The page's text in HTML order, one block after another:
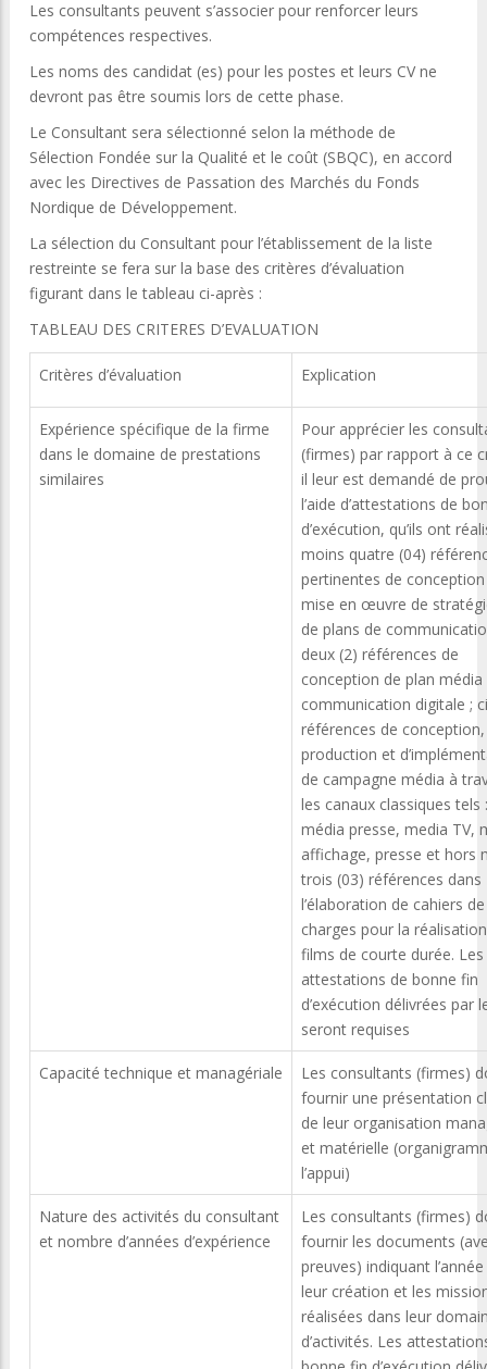
Les consultants peuvent s’associer pour renforcer leurs
compétences respectives.
Les noms des candidat (es) pour les postes et leurs CV ne
devront pas être soumis lors de cette phase.
Le Consultant sera sélectionné selon la méthode de
Sélection Fondée sur la Qualité et le coût (SBQC), en accord
avec les Directives de Passation des Marchés du Fonds
Nordique de Développement.
La sélection du Consultant pour l’établissement de la liste
restreinte se fera sur la base des critères d’évaluation
figurant dans le tableau ci-après :
TABLEAU DES CRITERES D’EVALUATION
Critères d’évaluation Explication
Expérience spécifique de la firme
dans le domaine de prestations
similaires
Pour apprécier les
(firmes) par rapport à ce
il leur est demandé de
l’aide d’attestations de
d’exécution, qu’ils ont
moins quatre (04)
pertinentes de
mise en œuvre de
de plans de
deux (2) références de
conception de plan média
communication digitale ;
références de
production et
de campagne média à
les canaux classiques tels :
média presse, media TV,
affichage, presse et hors
trois (03) références dans
l’élaboration de cahiers de
charges pour la
films de courte durée. Les
attestations de bonne fin
d’exécution délivrées par
seront requises
Capacité technique et managériale
Les consultants (firmes)
fournir une présentation
de leur organisation
et matérielle
l’appui)
Nature des activités du consultant
et nombre d’années d’expérience
Les consultants (firmes)
fournir les documents
preuves) indiquant
leur création et les
réalisées dans leur
d’activités. Les